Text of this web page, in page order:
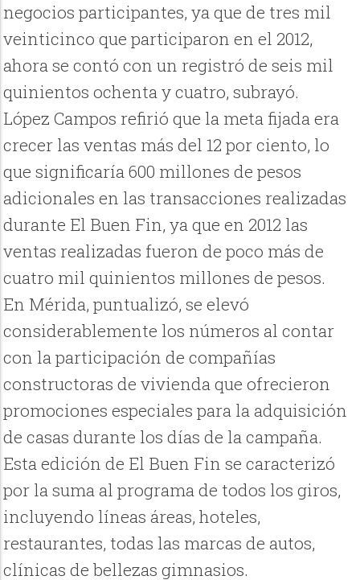
negocios participantes, ya que de tres mil
veinticinco que participaron en el 2012,
ahora se contó con un registró de seis mil
quinientos ochenta y cuatro, subrayó.
López Campos refirió que la meta fijada era
crecer las ventas más del 12 por ciento, lo
que significaría 600 millones de pesos
adicionales en las transacciones realizadas
durante El Buen Fin, ya que en 2012 las
ventas realizadas fueron de poco más de
cuatro mil quinientos millones de pesos.
En Mérida, puntualizó, se elevó
considerablemente los números al contar
con la participación de compañías
constructoras de vivienda que ofrecieron
promociones especiales para la adquisición
de casas durante los días de la campaña.
Esta edición de El Buen Fin se caracterizó
por la suma al programa de todos los giros,
incluyendo líneas áreas, hoteles,
restaurantes, todas las marcas de autos,
clínicas de bellezas gimnasios.